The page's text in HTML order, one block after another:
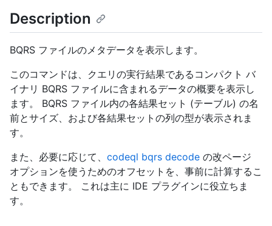
Description
BQRS ファイルのメタデータを表示します。
このコマンドは、クエリの実行結果であるコンパクト バ
イナリ BQRS ファイルに含まれるデータの概要を表示し
ます。 BQRS ファイル内の各結果セット (テーブル) の名
前とサイズ、および各結果セットの列の型が表示されま
す。
また、必要に応じて、 codeql bqrs decode の改ページ
オプションを使うためのオフセットを、事前に計算するこ
ともできます。 これは主に IDE プラグインに役立ちま
す。